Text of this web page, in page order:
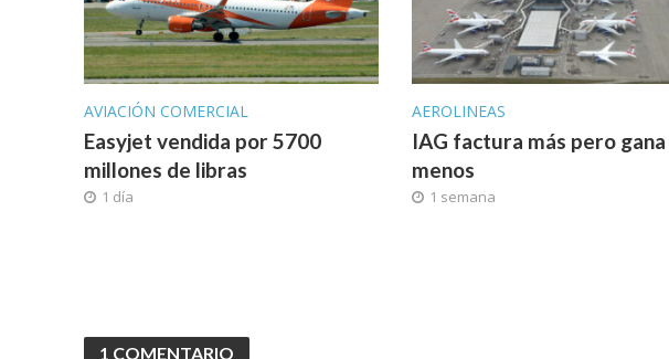
AVIACIÓN COMERCIAL
Easyjet vendida por 5700
millones de libras
1 día
AEROLINEAS
IAG factura más pero gana
menos
1 semana
1 COMENTARIO